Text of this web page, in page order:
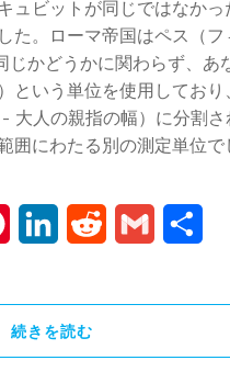
ュビットが同じではなかっ
た。ローマ帝国はペス（フ
じかどうかに関わらず、あ
という単位を使用しており
大人の親指の幅）に分割さ
囲にわたる別の測定単位で
PinterestLinkedIn Reddit Gmail
続きを読む